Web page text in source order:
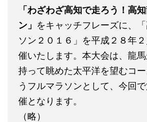
「わざわざ高知で走ろう！高
ン」 をキャッチフレーズに、
ソン２０１６」を平成２８年
催いたします。本大会は、龍
持って眺めた太平洋を望むコ
うフルマラソンとして、今回
催となります。
（略）